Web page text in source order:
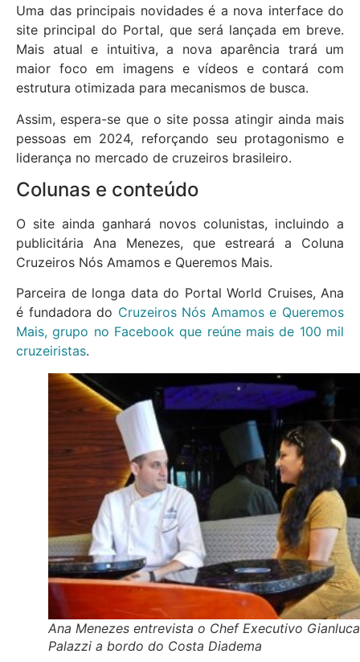
Uma das principais novidades é a nova interface do
site principal do Portal, que será lançada em breve.
Mais atual e intuitiva, a nova aparência trará um
maior foco em imagens e vídeos e contará com
estrutura otimizada para mecanismos de busca.
Assim, espera-se que o site possa atingir ainda mais
pessoas em 2024, reforçando seu protagonismo e
liderança no mercado de cruzeiros brasileiro.
Colunas e conteúdo
O site ainda ganhará novos colunistas, incluindo a
publicitária Ana Menezes, que estreará a Coluna
Cruzeiros Nós Amamos e Queremos Mais.
Parceira de longa data do Portal World Cruises, Ana
é fundadora do Cruzeiros Nós Amamos e Queremos
Mais, grupo no Facebook que reúne mais de 100 mil
cruzeiristas.
Ana Menezes entrevista o Chef Executivo Gianluca
Palazzi a bordo do Costa Diadema